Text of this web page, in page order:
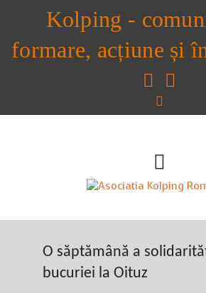
Kolping -
formare, acțiune și
O săptămână a
bucuriei la Oituz